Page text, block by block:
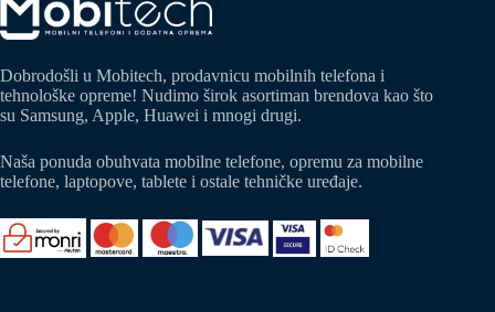
Dobrodošli u Mobitech, prodavnicu mobilnih telefona i
tehnološke opreme! Nudimo širok asortiman brendova kao što
su Samsung, Apple, Huawei i mnogi drugi.
Naša ponuda obuhvata mobilne telefone, opremu za mobilne
telefone, laptopove, tablete i ostale tehničke uređaje.